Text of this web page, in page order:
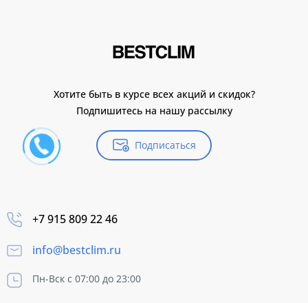
Хотите быть в курсе всех акций и скидок?
Подпишитесь на нашу рассылку
Подписаться
+7 915 809 22 46
info@bestclim.ru
Пн-Вск с 07:00 до 23:00